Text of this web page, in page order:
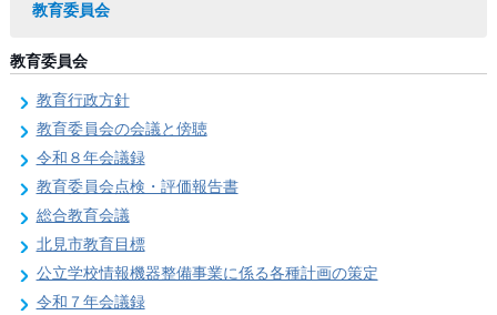
教育委員会
教育委員会
教育行政方針
教育委員会の会議と傍聴
令和８年会議録
教育委員会点検・評価報告書
総合教育会議
北見市教育目標
公立学校情報機器整備事業に係る各種計画の策定
令和７年会議録